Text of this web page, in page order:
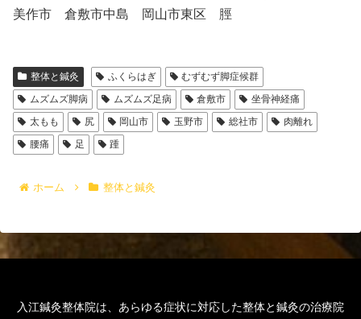
美作市 倉敷市中島 岡山市東区 脛
整体と鍼灸 ふくらはぎ
むずむず脚症候群
ムズムズ脚病
ムズムズ足病 倉敷市
坐骨神経痛
太もも
尻 岡山市 玉野市 総社市
肉離れ
腰痛
足 踵
ホーム 整体と鍼灸
入江鍼灸整体院は、あらゆる症状に対応した整体と鍼灸の治療院